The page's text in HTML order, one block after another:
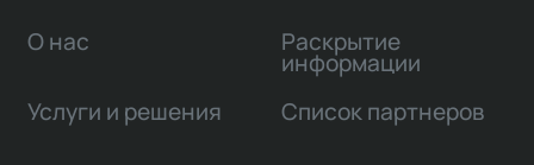
О нас
Услуги и решения
Раскрытие
информации
Список партнеров